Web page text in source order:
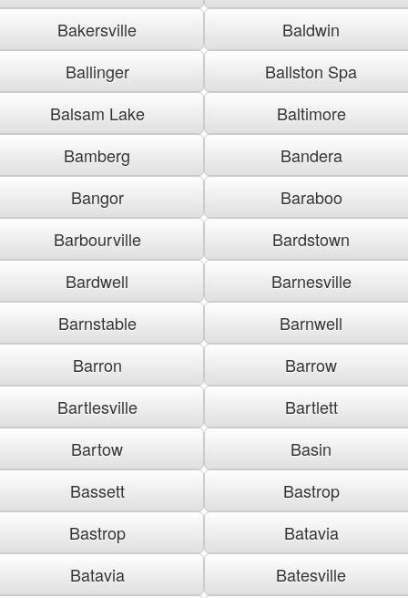
Bakersville
Baldwin
Ballinger
Ballston Spa
Balsam Lake
Baltimore
Bamberg
Bandera
Bangor
Baraboo
Barbourville
Bardstown
Bardwell
Barnesville
Barnstable
Barnwell
Barron
Barrow
Bartlesville
Bartlett
Bartow
Basin
Bassett
Bastrop
Bastrop
Batavia
Batavia
Batesville